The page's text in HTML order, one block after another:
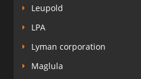
Leupold
LPA
Lyman corporation
Maglula